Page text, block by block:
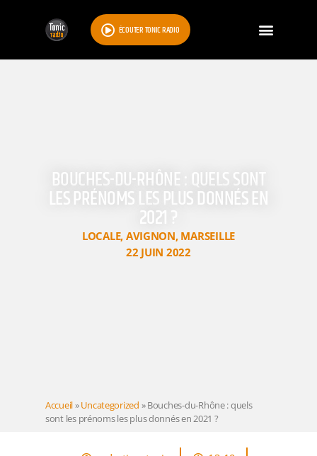
ÉCOUTER TONIC RADIO
BOUCHES-DU-RHÔNE : QUELS SONT
LES PRÉNOMS LES PLUS DONNÉS EN
2021 ?
LOCALE, AVIGNON, MARSEILLE
22 JUIN 2022
Accueil»Uncategorized »Bouches-du-Rhône : quels
sont les prénoms les plus donnés en 2021 ?